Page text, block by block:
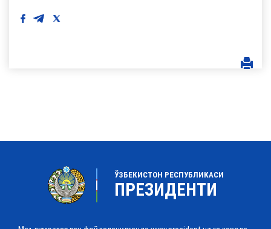
ЎЗБЕКИСТОН РЕСПУБЛИКАСИ
ПРЕЗИДЕНТИ